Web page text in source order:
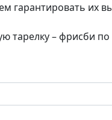
их
тарелку – фрисби